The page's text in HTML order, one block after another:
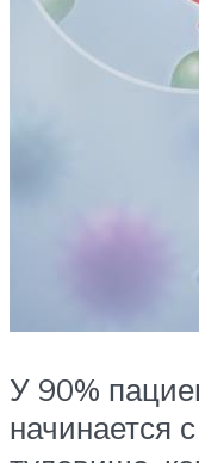
У 90%
начинается